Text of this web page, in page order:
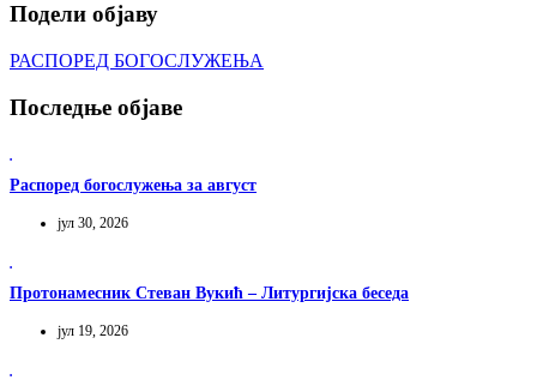
Подели објаву
РАСПОРЕД БОГОСЛУЖЕЊА
Последње објаве
Распоред богослужења за август
јул 30, 2026
Протонамесник Стеван Вукић – Литургијска беседа
јул 19, 2026